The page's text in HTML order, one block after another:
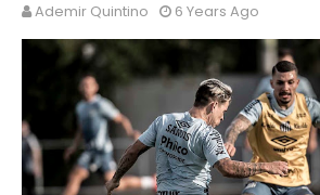
Ademir Quintino 6 Years Ago